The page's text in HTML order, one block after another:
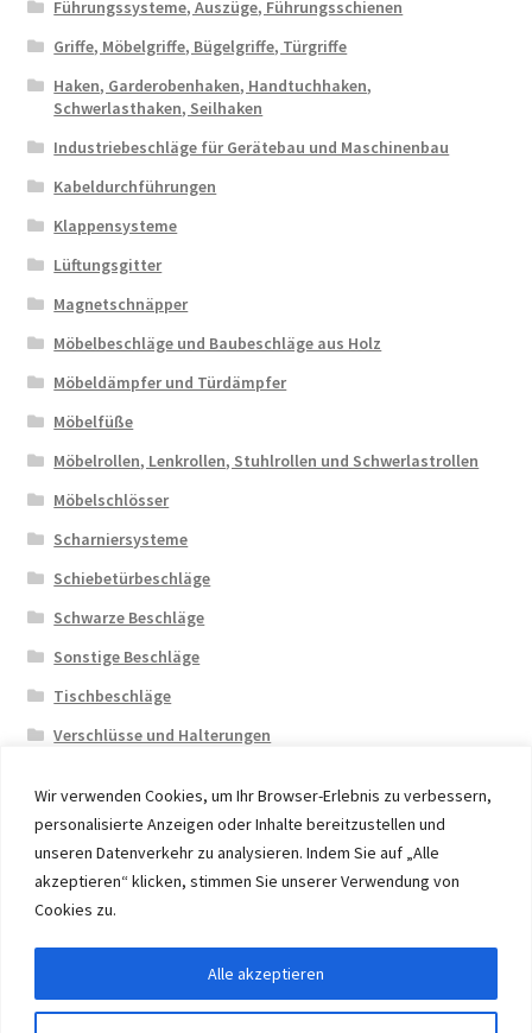
Wir verwenden Cookies, um Ihr Browser-Erlebnis zu verbessern,
personalisierte Anzeigen oder Inhalte bereitzustellen und
unseren Datenverkehr zu analysieren. Indem Sie auf „Alle
akzeptieren“ klicken, stimmen Sie unserer Verwendung von
Cookies zu.
Alle akzeptieren
Führungssysteme, Auszüge, Führungsschienen
Griffe, Möbelgriffe, Bügelgriffe, Türgriffe
Haken, Garderobenhaken, Handtuchhaken,
Schwerlasthaken, Seilhaken
Industriebeschläge für Gerätebau und Maschinenbau
Kabeldurchführungen
Klappensysteme
Lüftungsgitter
Magnetschnäpper
Möbelbeschläge und Baubeschläge aus Holz
Möbeldämpfer und Türdämpfer
Möbelfüße
Möbelrollen, Lenkrollen, Stuhlrollen und Schwerlastrollen
Möbelschlösser
Scharniersysteme
Schiebetürbeschläge
Schwarze Beschläge
Sonstige Beschläge
Tischbeschläge
Verschlüsse und Halterungen
© 2026 Eruon Trade UG, Germany, member of the ERUON